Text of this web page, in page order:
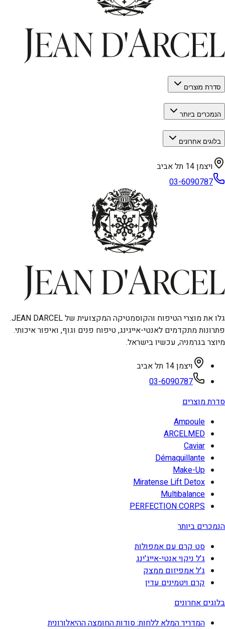
סדרת מוצרים
הנמכרים ביותר
בלוגים אחרונים
ויצמן 14 תל אביב
03-6090787
גלו את מוצרי הטיפוח והקוסמטיקה המקצועית של JEAN DARCEL.
פתרונות מתקדמים לאנטי-אייגינג, טיפוח פנים וגוף, ואיפור איכותי.
מיוצר בגרמניה, עכשיו בישראל.
ויצמן 14 תל אביב
03-6090787
סדרת מוצרים
Ampoule
ARCELMED
Caviar
Démaquillante
Make-Up
Miratense Lift Detox
Multibalance
PERFECTION CORPS
הנמכרים ביותר
סט קרם עם אמפולות
ג'ל ניקוי אנטי-אייג'ינג
ג'ל אמפיזום ממצק
קרם ויטמינים עדין
בלוגים אחרונים
המדריך המלא ללחות: סודות החומצה ההיאלורונית